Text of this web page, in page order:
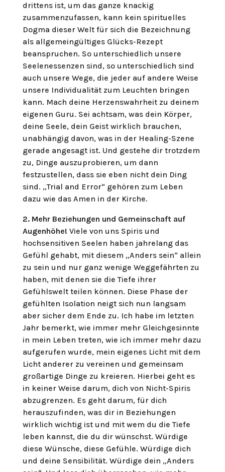
drittens ist, um das ganze knackig
zusammenzufassen, kann kein spirituelles
Dogma dieser Welt für sich die Bezeichnung
als allgemeingültiges Glücks-Rezept
beanspruchen. So unterschiedlich unsere
Seelenessenzen sind, so unterschiedlich sind
auch unsere Wege, die jeder auf andere Weise
unsere Individualität zum Leuchten bringen
kann. Mach deine Herzenswahrheit zu deinem
eigenen Guru. Sei achtsam, was dein Körper,
deine Seele, dein Geist wirklich brauchen,
unabhängig davon, was in der Healing-Szene
gerade angesagt ist. Und gestehe dir trotzdem
zu, Dinge auszuprobieren, um dann
festzustellen, dass sie eben nicht dein Ding
sind. „Trial and Error“ gehören zum Leben
dazu wie das Amen in der Kirche.
2. Mehr Beziehungen und Gemeinschaft auf
Augenhöhe! Viele von uns Spiris und
hochsensitiven Seelen haben jahrelang das
Gefühl gehabt, mit diesem „Anders sein“ allein
zu sein und nur ganz wenige Weggefährten zu
haben, mit denen sie die Tiefe ihrer
Gefühlswelt teilen können. Diese Phase der
gefühlten Isolation neigt sich nun langsam
aber sicher dem Ende zu. Ich habe im letzten
Jahr bemerkt, wie immer mehr Gleichgesinnte
in mein Leben treten, wie ich immer mehr dazu
aufgerufen wurde, mein eigenes Licht mit dem
Licht anderer zu vereinen und gemeinsam
großartige Dinge zu kreieren. Hierbei geht es
in keiner Weise darum, dich von Nicht-Spiris
abzugrenzen. Es geht darum, für dich
herauszufinden, was dir in Beziehungen
wirklich wichtig ist und mit wem du die Tiefe
leben kannst, die du dir wünschst. Würdige
diese Wünsche, diese Gefühle. Würdige dich
und deine Sensibilität. Würdige dein „Anders